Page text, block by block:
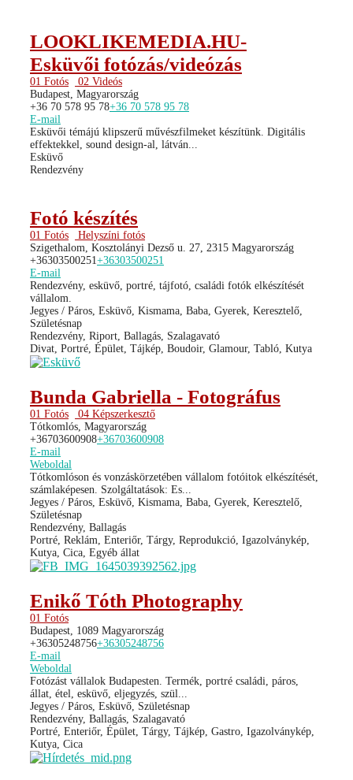
LOOKLIKEMEDIA.HU-
Esküvői fotózás/videózás
01 Fotós
02 Videós
Budapest, Magyarország
+36 70 578 95 78+36 70 578 95 78
E-mail
Esküvői témájú klipszerű művészfilmeket készítünk. Digitális
effektekkel, sound design-al, látván...
Esküvő
Rendezvény
Fotó készítés
01 Fotós
Helyszíni fotós
Szigethalom, Kosztolányi Dezső u. 27, 2315 Magyarország
+36303500251 +36303500251
E-mail
Rendezvény, esküvő, portré, tájfotó, családi fotók elkészítését
vállalom.
Jegyes / Páros, Esküvő, Kismama, Baba, Gyerek, Keresztelő,
Születésnap
Rendezvény, Riport, Ballagás, Szalagavató
Divat, Portré, Épület, Tájkép, Boudoir, Glamour, Tabló, Kutya
Bunda Gabriella - Fotográfus
01 Fotós
04 Képszerkesztő
Tótkomlós, Magyarország
+36703600908+36703600908
E-mail
Weboldal
Tótkomlóson és vonzáskörzetében vállalom fotóitok elkészítését,
számlaképesen. Szolgáltatások: Es...
Jegyes / Páros, Esküvő, Kismama, Baba, Gyerek, Keresztelő,
Születésnap
Rendezvény, Ballagás
Portré, Reklám, Enteriőr, Tárgy, Reprodukció, Igazolványkép,
Kutya, Cica, Egyéb állat
Enikő Tóth Photography
01 Fotós
Budapest, 1089 Magyarország
+36305248756+36305248756
E-mail
Weboldal
Fotózást vállalok Budapesten. Termék, portré családi, páros,
állat, étel, esküvő, eljegyzés, szül...
Jegyes / Páros, Esküvő, Születésnap
Rendezvény, Ballagás, Szalagavató
Portré, Enteriőr, Épület, Tárgy, Tájkép, Gastro, Igazolványkép,
Kutya, Cica